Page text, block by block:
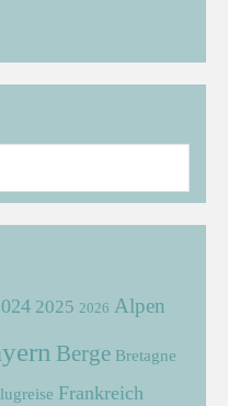
2025 2026 Alpen
Berge Bretagne
Frankreich